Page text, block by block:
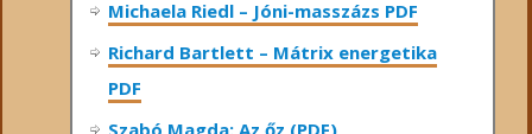
Michaela Riedl – Jóni-masszázs PDF
Richard Bartlett – Mátrix energetika
PDF